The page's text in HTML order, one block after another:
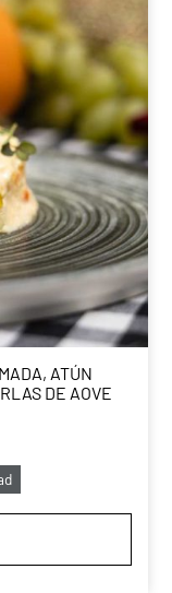
ATÚN
DE AOVE